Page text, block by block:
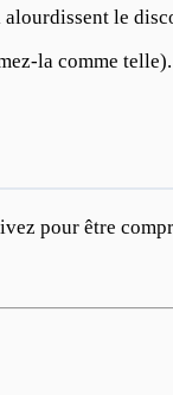
le
la comme telle).
pour être